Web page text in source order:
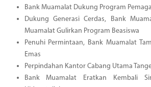
Bank Muamalat Dukung Program
Dukung Generasi Cerdas, Bank
Muamalat Gulirkan Program Beasiswa
Penuhi Permintaan, Bank Muamalat
Emas
Perpindahan Kantor Cabang Utama
Bank Muamalat Eratkan Kembali